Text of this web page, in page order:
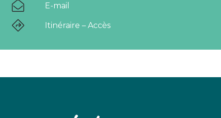
E-mail
Itinéraire – Accès